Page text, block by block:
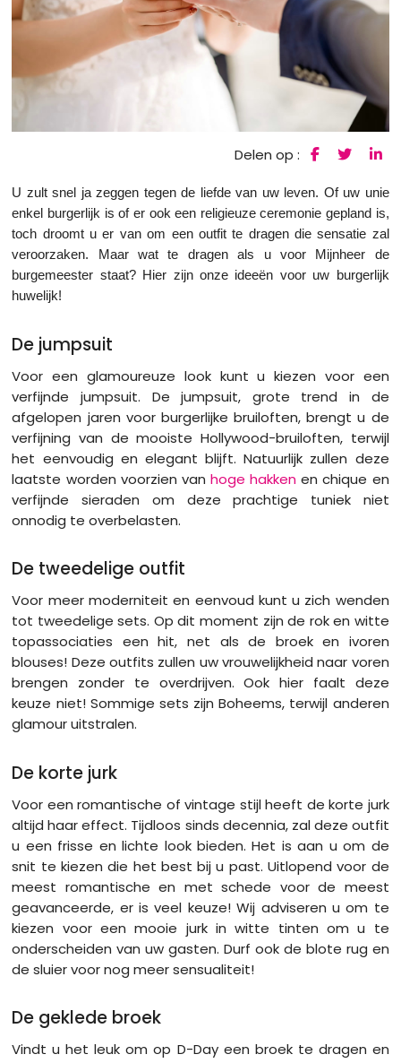
Delen op :
U zult snel ja zeggen tegen de liefde van uw leven. Of uw unie
enkel burgerlijk is of er ook een religieuze ceremonie gepland is,
toch droomt u er van om een outfit te dragen die sensatie zal
veroorzaken. Maar wat te dragen als u voor Mijnheer de
burgemeester staat? Hier zijn onze ideeën voor uw burgerlijk
huwelijk!
De jumpsuit
Voor een glamoureuze look kunt u kiezen voor een
verfijnde jumpsuit. De jumpsuit, grote trend in de
afgelopen jaren voor burgerlijke bruiloften, brengt u de
verfijning van de mooiste Hollywood-bruiloften, terwijl
het eenvoudig en elegant blijft. Natuurlijk zullen deze
laatste worden voorzien van hoge hakken en chique en
verfijnde sieraden om deze prachtige tuniek niet
onnodig te overbelasten.
De tweedelige outfit
Voor meer moderniteit en eenvoud kunt u zich wenden
tot tweedelige sets. Op dit moment zijn de rok en witte
topassociaties een hit, net als de broek en ivoren
blouses! Deze outfits zullen uw vrouwelijkheid naar voren
brengen zonder te overdrijven. Ook hier faalt deze
keuze niet! Sommige sets zijn Boheems, terwijl anderen
glamour uitstralen.
De korte jurk
Voor een romantische of vintage stijl heeft de korte jurk
altijd haar effect. Tijdloos sinds decennia, zal deze outfit
u een frisse en lichte look bieden. Het is aan u om de
snit te kiezen die het best bij u past. Uitlopend voor de
meest romantische en met schede voor de meest
geavanceerde, er is veel keuze! Wij adviseren u om te
kiezen voor een mooie jurk in witte tinten om u te
onderscheiden van uw gasten. Durf ook de blote rug en
de sluier voor nog meer sensualiteit!
De geklede broek
Vindt u het leuk om op D-Day een broek te dragen en